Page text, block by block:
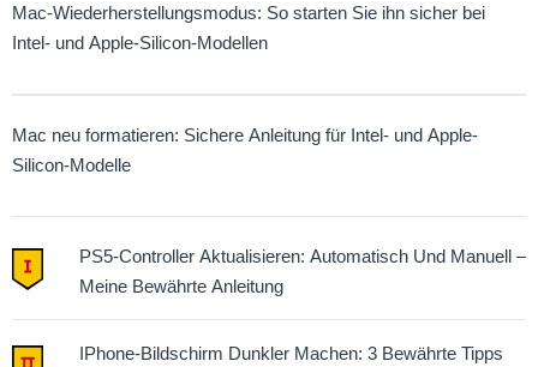
Mac-Wiederherstellungsmodus: So starten Sie ihn sicher bei
Intel- und Apple-Silicon-Modellen
Mac neu formatieren: Sichere Anleitung für Intel- und Apple-
Silicon-Modelle
PS5-Controller Aktualisieren: Automatisch Und Manuell –
Meine Bewährte Anleitung
IPhone-Bildschirm Dunkler Machen: 3 Bewährte Tipps